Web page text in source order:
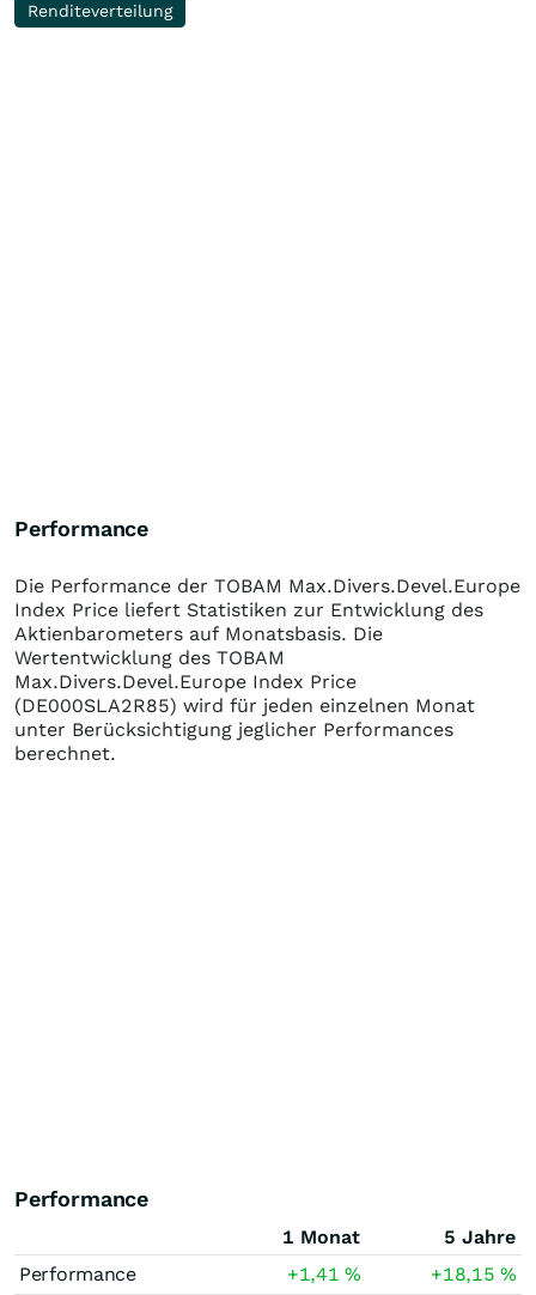
Renditeverteilung
Performance
Die Performance der TOBAM Max.Divers.Devel.Europe
Index Price liefert Statistiken zur Entwicklung des
Aktienbarometers auf Monatsbasis. Die
Wertentwicklung des TOBAM
Max.Divers.Devel.Europe Index Price
(DE000SLA2R85) wird für jeden einzelnen Monat
unter Berücksichtigung jeglicher Performances
berechnet.
Performance
1 Monat
5 Jahre
Performance
+1,41% +18,15%